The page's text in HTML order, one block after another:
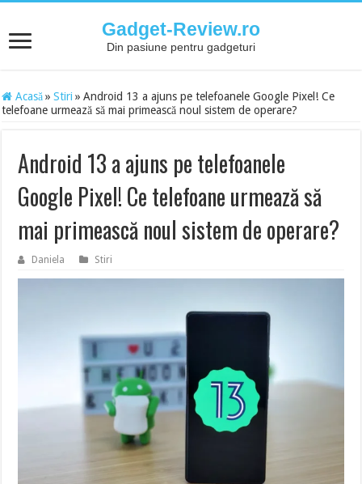
Gadget-Review.ro
Din pasiune pentru gadgeturi
Acasă » Stiri » Android 13 a ajuns pe telefoanele Google Pixel! Ce
telefoane urmează să mai primească noul sistem de operare?
Android 13 a ajuns pe telefoanele
Google Pixel! Ce telefoane urmează să
mai primească noul sistem de operare?
Daniela Stiri